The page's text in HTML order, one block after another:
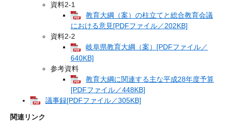
資料2‐1
教育大綱（案）の柱立てと総合教育会議
における意見[PDFファイル／202KB]
資料2‐2
岐阜県教育大綱（案）[PDFファイル／
640KB]
参考資料
教育大綱に関連する主な平成28年度予算
[PDFファイル／448KB]
議事録[PDFファイル／305KB]
関連リンク